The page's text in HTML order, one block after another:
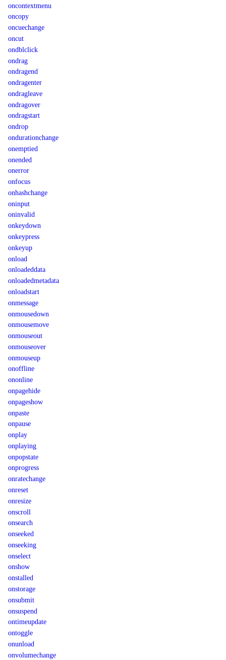
oncontextmenu
oncopy
oncuechange
oncut
ondblclick
ondrag
ondragend
ondragenter
ondragleave
ondragover
ondragstart
ondrop
ondurationchange
onemptied
onended
onerror
onfocus
onhashchange
oninput
oninvalid
onkeydown
onkeypress
onkeyup
onload
onloadeddata
onloadedmetadata
onloadstart
onmessage
onmousedown
onmousemove
onmouseout
onmouseover
onmouseup
onoffline
ononline
onpagehide
onpageshow
onpaste
onpause
onplay
onplaying
onpopstate
onprogress
onratechange
onreset
onresize
onscroll
onsearch
onseeked
onseeking
onselect
onshow
onstalled
onstorage
onsubmit
onsuspend
ontimeupdate
ontoggle
onunload
onvolumechange